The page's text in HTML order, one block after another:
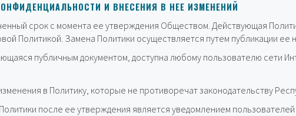
И ВНЕСЕНИЯ В НЕЕ ИЗМЕНЕНИЙ
срок с момента ее утверждения Обществом. Действующая
Политикой. Замена Политики осуществляется путем публикации ее
публичным документом, доступна любому пользователю сети
в Политику, которые не противоречат законодательству
после ее утверждения является уведомлением